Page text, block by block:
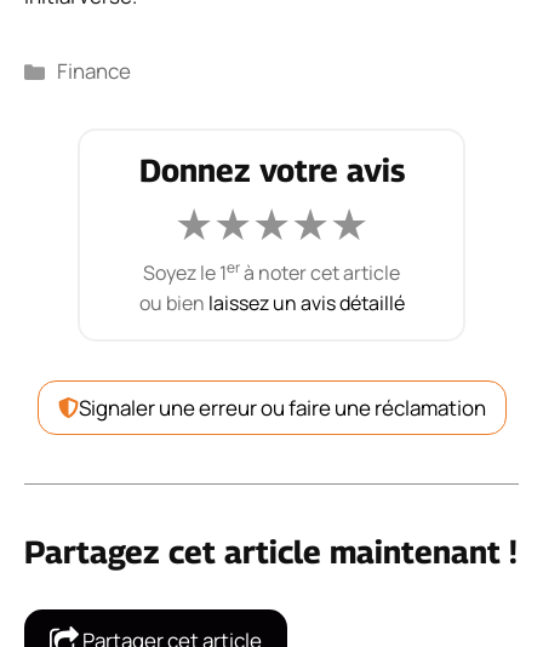
Catégories
Finance
Donnez votre avis
★★★★★
Soyez le 1erà noter cet article
ou bien laissez un avis détaillé
Signaler une erreur ou faire une réclamation
Partagez cet article maintenant !
Partager cet article